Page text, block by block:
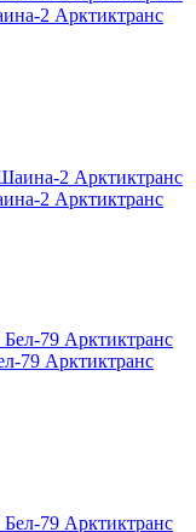
2 Арктиктранс
2 Арктиктранс
79 Арктиктранс